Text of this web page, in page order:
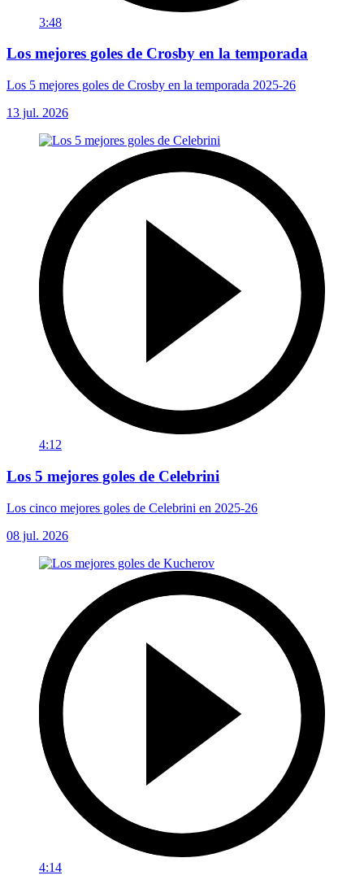
3:48
Los mejores goles de Crosby en la temporada
Los 5 mejores goles de Crosby en la temporada 2025-26
13 jul. 2026
4:12
Los 5 mejores goles de Celebrini
Los cinco mejores goles de Celebrini en 2025-26
08 jul. 2026
4:14